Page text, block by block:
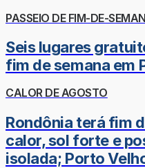
PASSEIO DE FIM-DE-
Seis lugares
fim de semana em
CALOR DE AGOSTO
Rondônia terá fim
calor, sol forte e
isolada; Porto